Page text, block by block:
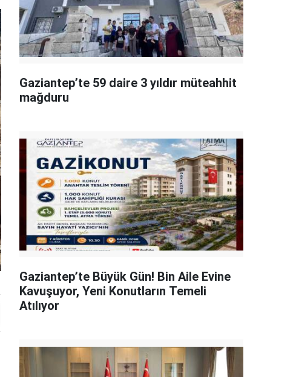
Gaziantep’te 59 daire 3 yıldır müteahhit
mağduru
Gaziantep’te Büyük Gün! Bin Aile Evine
Kavuşuyor, Yeni Konutların Temeli
Atılıyor